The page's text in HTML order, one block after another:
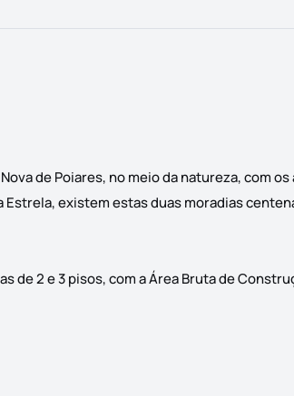
de Poiares, no meio da natureza, com
existem estas duas moradias
de 2 e 3 pisos, com a Área Bruta de